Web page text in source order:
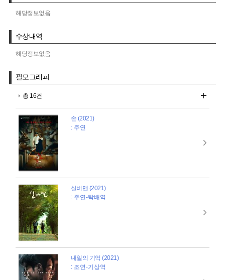
해당정보없음
수상내역
해당정보없음
필모그래피
총 16건
손 (2021)
: 주연
실버맨 (2021)
: 주연-탁배역
내일의 기억 (2021)
: 조연-기상역